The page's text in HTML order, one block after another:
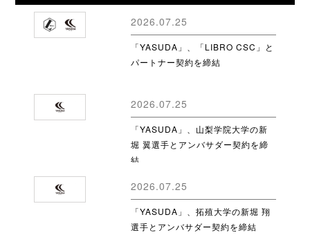
2026.07.25
「YASUDA」、「LIBRO CSC」と
パートナー契約を締結
2026.07.25
「YASUDA」、山梨学院大学の新
堀 翼選手とアンバサダー契約を締
結
2026.07.25
「YASUDA」、拓殖大学の新堀 翔
選手とアンバサダー契約を締結